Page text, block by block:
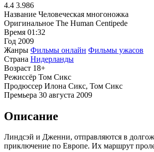
4.4 3.986
Название Человеческая многоножка
Оригинальное The Human Centipede
Время 01:32
Год 2009
Жанры Фильмы онлайн Фильмы ужасов
Страна Нидерланды
Возраст 18+
Режиссёр Том Сикс
Продюссер Илона Сикс, Том Сикс
Премьера 30 августа 2009
Описание
Линдсэй и Дженни, отправляются в
приключение по Европе. Их маршрут